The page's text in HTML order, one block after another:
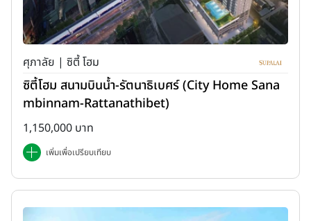
ศุภาลัย | ซิตี้ โฮม
ซิตี้โฮม สนามบินน้ำ-รัตนาธิเบศร์ (City Home Sana
mbinnam-Rattanathibet)
1,150,000 บาท
เพิ่มเพื่อเปรียบเทียบ